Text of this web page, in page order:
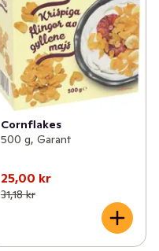
Cornflakes
500 g, Garant
25,00 kr
31,18 kr